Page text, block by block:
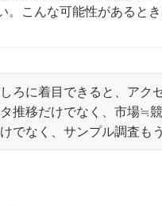
。こんな可能性があると
しろに着目できると、アク
タ推移だけでなく、市場≒
でなく、サンプル調査も